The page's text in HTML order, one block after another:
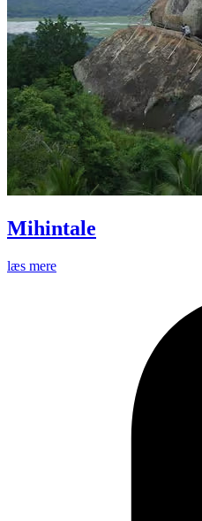
Mihintale
læs mere